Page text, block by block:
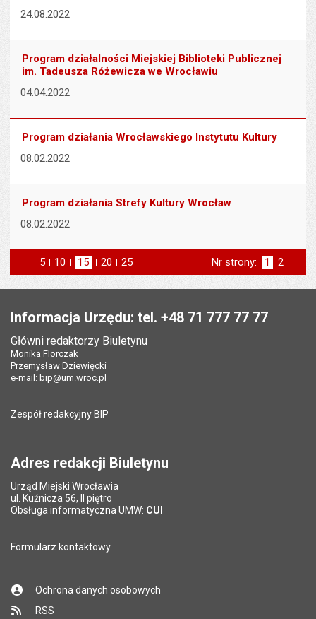
24.08.2022
Program działalności Miejskiej Biblioteki Publicznej
im. Tadeusza Różewicza we Wrocławiu
04.04.2022
Program działania Wrocławskiego Instytutu Kultury
08.02.2022
Program działania Strefy Kultury Wrocław
08.02.2022
5 elementów na stronie
10 elementów
na stronie
15 elementów
na stronie
20 elementów
na stronie
25
na stronie
Nr strony: Strona
1 Strona
2
Informacja Urzędu: tel. +48 71 777 77 77
Główni redaktorzy Biuletynu
Monika Florczak
Przemysław Dziewięcki
e-mail: bip@um.wroc.pl
Zespół redakcyjny BIP
Adres redakcji Biuletynu
Urząd Miejski Wrocławia
ul. Kuźnicza 56, II piętro
Obsługa informatyczna UMW: CUI
Formularz kontaktowy
Ochrona danych osobowych
RSS